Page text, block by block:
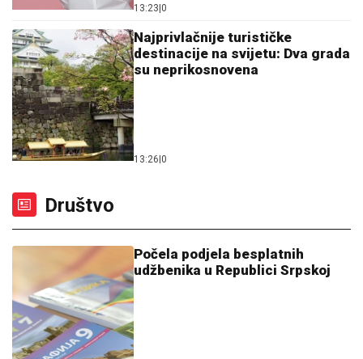
13:23|0
Najprivlačnije turističke
destinacije na svijetu: Dva grada
su neprikosnovena
13:26|0
Društvo
Počela podjela besplatnih
udžbenika u Republici Srpskoj